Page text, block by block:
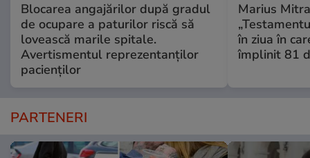
Blocarea angajărilor după gradul
de ocupare a paturilor riscă să
lovească marile spitale.
Avertismentul reprezentanților
pacienților
Marius
în ziua în
împlinit 81
PARTENERI